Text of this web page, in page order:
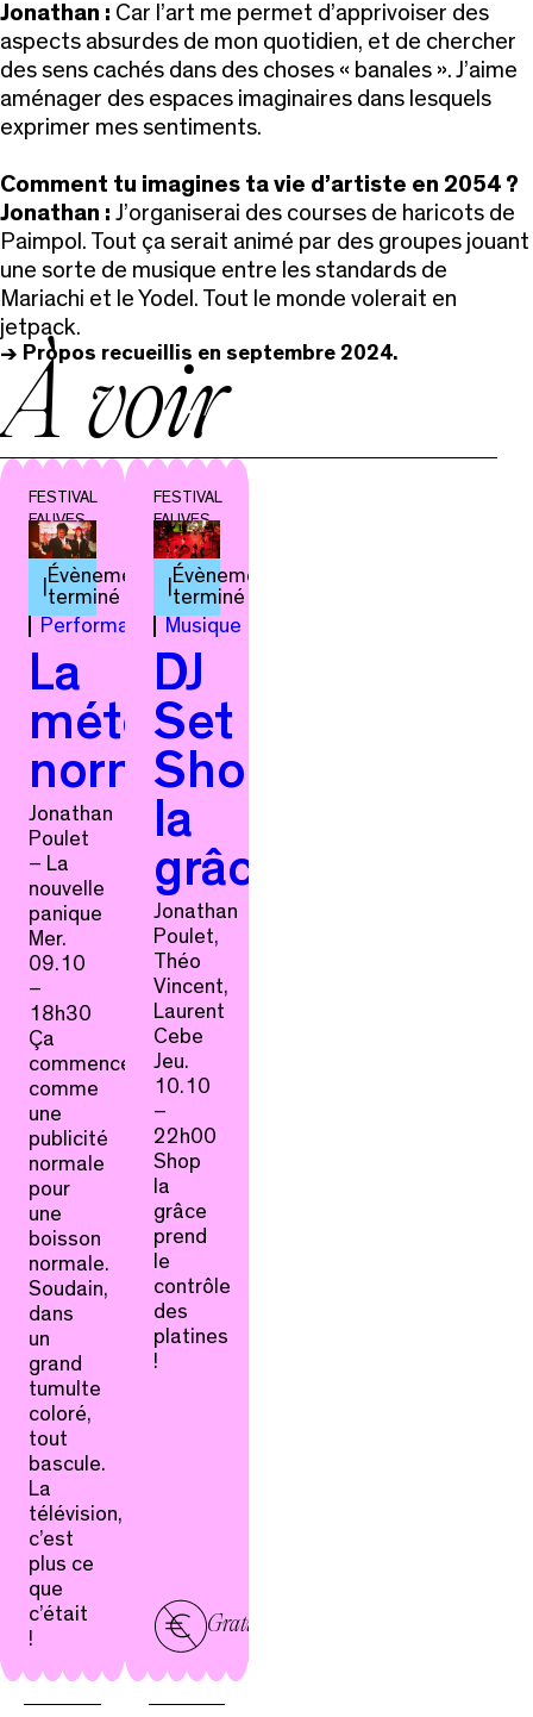
Jonathan : Car l’art me permet d’apprivoiser des
aspects absurdes de mon quotidien, et de chercher
des sens cachés dans des choses « banales ». J’aime
aménager des espaces imaginaires dans lesquels
exprimer mes sentiments.
Comment tu imagines ta vie d’artiste en 2054 ?
Jonathan : J’organiserai des courses de haricots de
Paimpol. Tout ça serait animé par des groupes jouant
une sorte de musique entre les standards de
Mariachi et le Yodel. Tout le monde volerait en
jetpack.
-> Propos recueillis en septembre 2024.
À voir
FESTIVAL
FAUVES
Évènement
terminé
Performance
La
météorite
normale
Jonathan
Poulet
– La
nouvelle
panique
Mer.
09.10
–
18h30
Ça
commence
comme
une
publicité
normale
pour
une
boisson
normale.
Soudain,
dans
un
grand
tumulte
coloré,
tout
bascule.
La
télévision,
c’est
plus ce
que
c’était
!
FESTIVAL
FAUVES
Évènement
terminé
Musique
DJ
Set
Shop
la
grâce
Jonathan
Poulet,
Théo
Vincent,
Laurent
Cebe
Jeu.
10.10
–
22h00
Shop
la
grâce
prend
le
contrôle
des
platines
!
Gratuit